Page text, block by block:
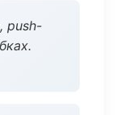
push-